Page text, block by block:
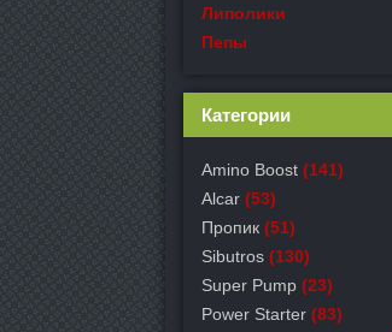
Липолики
Пепы
Категории
Amino Boost (141)
Alcar (53)
Пропик (51)
Sibutros (130)
Super Pump (23)
Power Starter (83)